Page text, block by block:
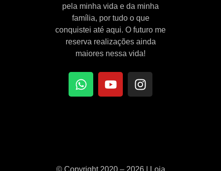
pela minha vida e da minha
família, por tudo o que
conquistei até aqui. O futuro me
reserva realizações ainda
maiores nessa vida!